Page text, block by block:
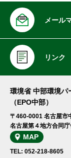
メール
リンク
環境省 中部環境パ
（EPO中部）
〒460-0001 名古屋市
名古屋第４地方合同
MAP
TEL: 052-218-8605